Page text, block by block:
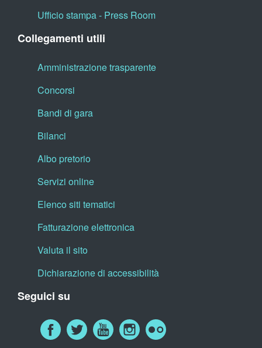
Ufficio stampa - Press Room
Collegamenti utili
Amministrazione trasparente
Concorsi
Bandi di gara
Bilanci
Albo pretorio
Servizi online
Elenco siti tematici
Fatturazione elettronica
Valuta il sito
Dichiarazione di accessibilità
Seguici su